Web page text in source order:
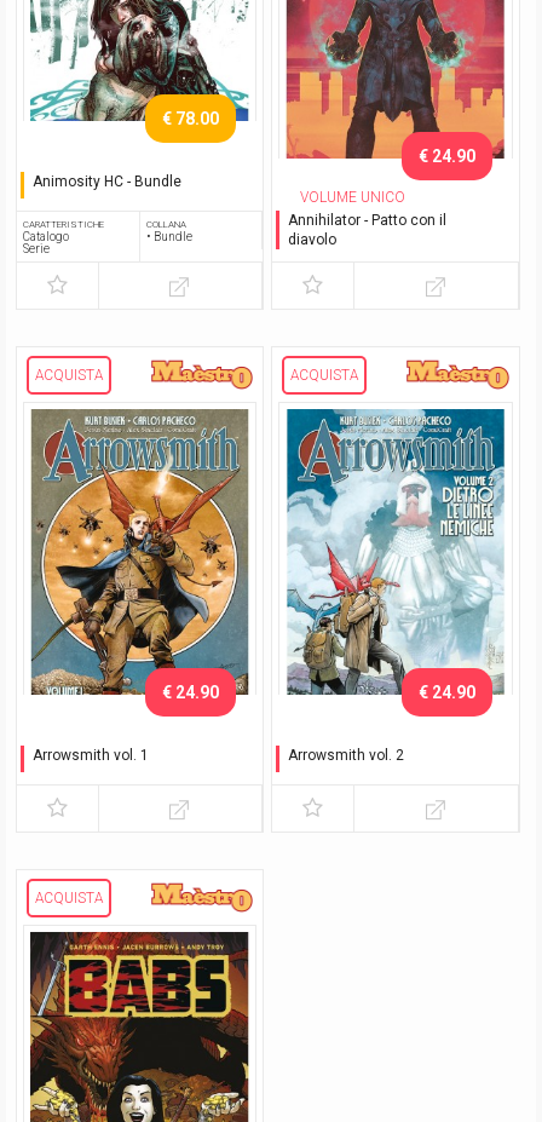
Animosity HC - Bundle
€ 78.00
CARATTERISTICHE
Catalogo
Serie
COLLANA
• Bundle
VOLUME UNICO
Annihilator - Patto con il
diavolo
€ 24.90
ACQUISTA
Arrowsmith vol. 1
€ 24.90
ACQUISTA
Arrowsmith vol. 2
€ 24.90
ACQUISTA